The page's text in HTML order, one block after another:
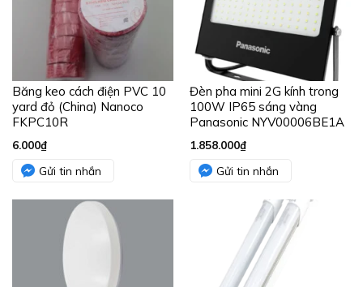
Băng keo cách điện PVC 10
yard đỏ (China) Nanoco
FKPC10R
6.000₫
Gửi tin nhắn
Đèn pha mini 2G kính trong
100W IP65 sáng vàng
Panasonic NYV00006BE1A
1.858.000₫
Gửi tin nhắn